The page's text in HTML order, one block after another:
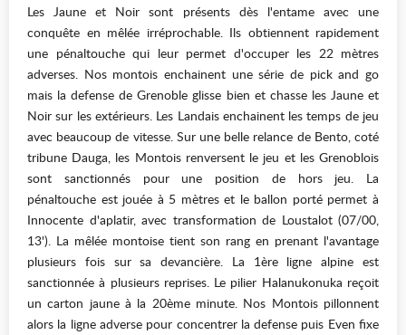
Les Jaune et Noir sont présents dès l'entame avec une
conquête en mêlée irréprochable. Ils obtiennent rapidement
une pénaltouche qui leur permet d'occuper les 22 mètres
adverses. Nos montois enchainent une série de pick and go
mais la defense de Grenoble glisse bien et chasse les Jaune et
Noir sur les extérieurs. Les Landais enchainent les temps de jeu
avec beaucoup de vitesse. Sur une belle relance de Bento, coté
tribune Dauga, les Montois renversent le jeu et les Grenoblois
sont sanctionnés pour une position de hors jeu. La
pénaltouche est jouée à 5 mètres et le ballon porté permet à
Innocente d'aplatir, avec transformation de Loustalot (07/00,
13'). La mêlée montoise tient son rang en prenant l'avantage
plusieurs fois sur sa devancière. La 1ère ligne alpine est
sanctionnée à plusieurs reprises. Le pilier Halanukonuka reçoit
un carton jaune à la 20ème minute. Nos Montois pillonnent
alors la ligne adverse pour concentrer la defense puis Even fixe